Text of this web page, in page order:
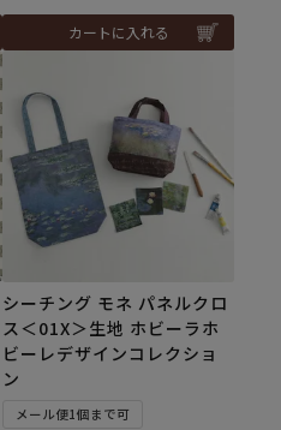
カートに入れる
シーチング モネ パネルクロ
ス＜01X＞生地 ホビーラホ
ビーレデザインコレクショ
ン
メール便1個まで可